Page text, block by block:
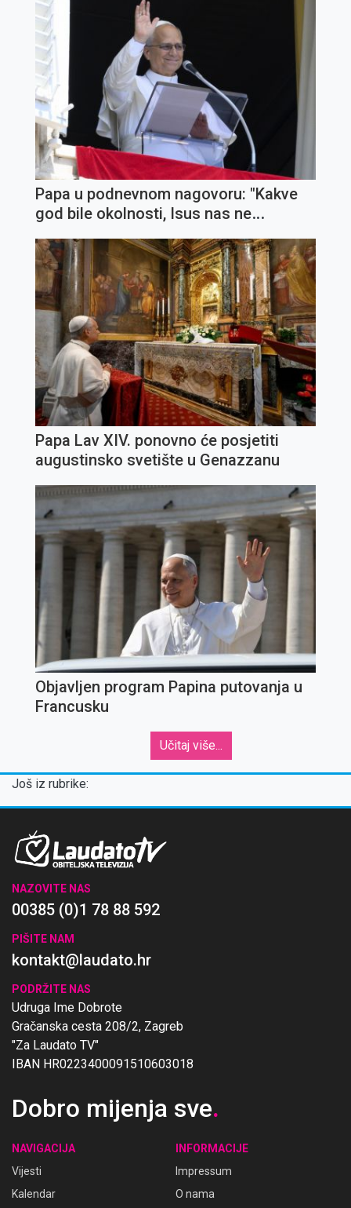
Papa u podnevnom nagovoru: "Kakve
god bile okolnosti, Isus nas ne
Papa Lav XIV. ponovno će posjetiti
augustinsko svetište u Genazzanu
Objavljen program Papina putovanja u
Francusku
Učitaj više...
Još iz rubrike:
NAZOVITE NAS
00385 (0)1 78 88 592
PIŠITE NAM
kontakt@laudato.hr
PODRŽITE NAS
Udruga Ime Dobrote
Gračanska cesta 208/2, Zagreb
"Za Laudato TV"
IBAN HR0223400091510603018
Dobro mijenja sve.
NAVIGACIJA
Vijesti
Kalendar
INFORMACIJE
Impressum
O nama